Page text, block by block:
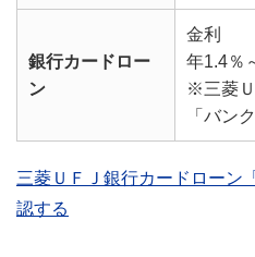
銀行カードロー
ン
金利
年1.4％
※三菱
「バン
三菱ＵＦＪ銀行カードローン
認する